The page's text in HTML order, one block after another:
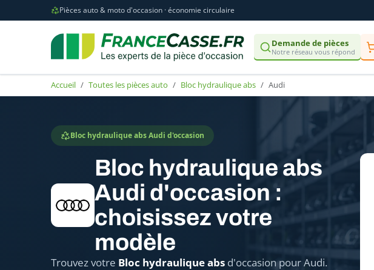
Pièces auto & moto d'occasion · économie circulaire
Demande de pièces
Notre réseau vous répond
Accueil Toutes les pièces auto Bloc hydraulique abs Audi
Bloc hydraulique abs Audi d'occasion
Bloc hydraulique abs
Audi d'occasion :
choisissez votre
modèle
Trouvez votre Bloc hydraulique abs d'occasion pour Audi.